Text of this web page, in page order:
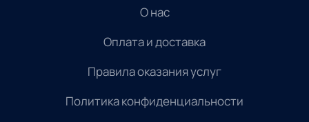
О нас
Оплата и доставка
Правила оказания услуг
Политика конфиденциальности